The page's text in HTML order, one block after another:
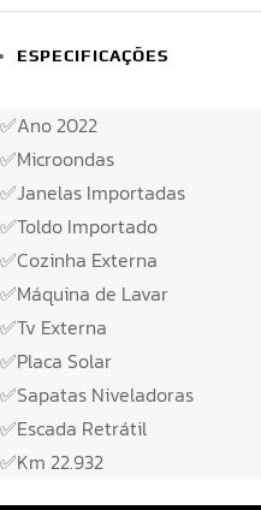
ESPECIFICAÇÕES
✅Ano 2022
✅Microondas
✅Janelas Importadas
✅Toldo Importado
✅Cozinha Externa
✅Máquina de Lavar
✅Tv Externa
✅Placa Solar
✅Sapatas Niveladoras
✅Escada Retrátil
✅Km 22.932